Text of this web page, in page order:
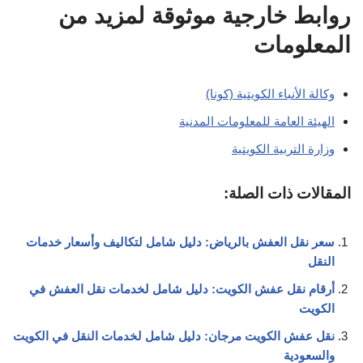
روابط خارجية موثوقة لمزيد من
المعلومات
وكالة الأنباء الكويتية (كونا)
الهيئة العامة للمعلومات المدنية
وزارة التربية الكويتية
المقالات ذات الصلة:
سعر نقل العفش بالرياض: دليل شامل لتكاليف وأسعار خدمات
النقل
أرقام نقل عفش الكويت: دليل شامل لخدمات نقل العفش في
الكويت
نقل عفش الكويت مرجان: دليل شامل لخدمات النقل في الكويت
والسعودية